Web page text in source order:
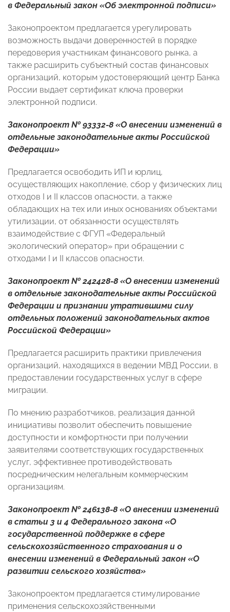
в Федеральный закон «Об электронной подписи»
Законопроектом предлагается урегулировать
возможность выдачи доверенностей в порядке
передоверия участникам финансового рынка, а
также расширить субъектный состав финансовых
организаций, которым удостоверяющий центр Банка
России выдает сертификат ключа проверки
электронной подписи.
Законопроект № 93332-8 «О внесении изменений в
отдельные законодательные акты Российской
Федерации»
Предлагается освободить ИП и юрлиц,
осуществляющих накопление, сбор у физических лиц
отходов I и II классов опасности, а также
обладающих на тех или иных основаниях объектами
утилизации, от обязанности осуществлять
взаимодействие с ФГУП «Федеральный
экологический оператор» при обращении с
отходами I и II классов опасности.
Законопроект № 242428-8 «О внесении изменений
в отдельные законодательные акты Российской
Федерации и признании утратившими силу
отдельных положений законодательных актов
Российской Федерации»
Предлагается расширить практики привлечения
организаций, находящихся в ведении МВД России, в
предоставлении государственных услуг в сфере
миграции.
По мнению разработчиков, реализация данной
инициативы позволит обеспечить повышение
доступности и комфортности при получении
заявителями соответствующих государственных
услуг, эффективнее противодействовать
посредническим нелегальным коммерческим
организациям.
Законопроект № 246138-8 «О внесении изменений
в статьи 3 и 4 Федерального закона «О
государственной поддержке в сфере
сельскохозяйственного страхования и о
внесении изменений в Федеральный закон «О
развитии сельского хозяйства»
Законопроектом предлагается стимулирование
применения сельскохозяйственными